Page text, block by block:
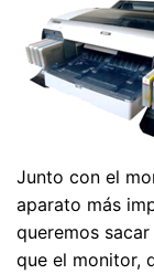
Junto con el
aparato más
queremos
que el monitor,